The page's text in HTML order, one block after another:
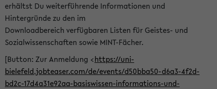
erhältst Du weiterführende Informationen und
Hintergründe zu den im
Downloadbereich verfügbaren Listen für Geistes- und
Sozialwissenschaften sowie MINT-Fächer.
[Button: Zur Anmeldung <https://uni-
bielefeld.jobteaser.com/de/events/d50bba50-d6a3-4f2d-
bd2c-17d4a31e92aa-basiswissen-informations-und-